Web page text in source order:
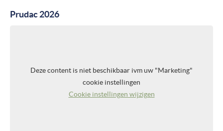
Prudac 2026
Deze content is niet beschikbaar ivm uw "Marketing"
cookie instellingen
Cookie instellingen wijzigen